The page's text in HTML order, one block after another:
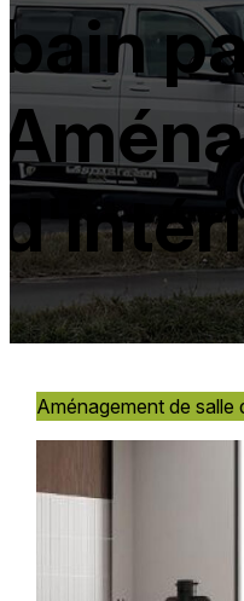
bain
Aménagement de salle